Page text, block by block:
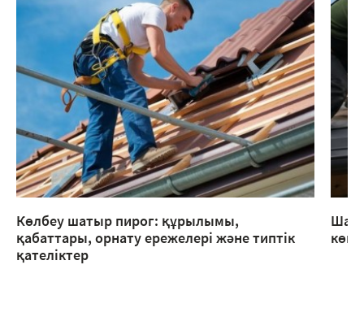
Көлбеу шатыр пирог: құрылымы,
қабаттары, орнату ережелері және типтік
қателіктер